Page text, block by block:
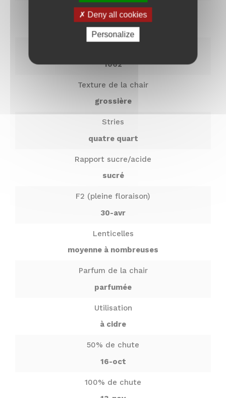
Maturité
Très tardive (novembre)
1062
Texture de la chair
grossière
Stries
quatre quart
Rapport sucre/acide
sucré
F2 (pleine floraison)
30-avr
Lenticelles
moyenne à nombreuses
Parfum de la chair
parfumée
Utilisation
à cidre
50% de chute
16-oct
100% de chute
Deny all cookies
Personalize